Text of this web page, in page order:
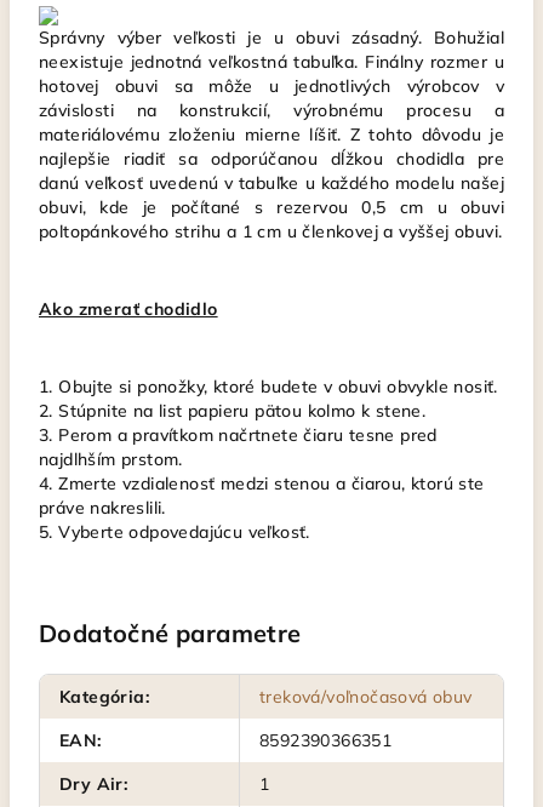
Správny výber veľkosti je u obuvi zásadný. Bohužial
neexistuje jednotná veľkostná tabuľka. Finálny rozmer u
hotovej obuvi sa môže u jednotlivých výrobcov v
závislosti na konstrukcií, výrobnému procesu a
materiálovému zloženiu mierne líšiť. Z tohto dôvodu je
najlepšie riadiť sa odporúčanou dĺžkou chodidla pre
danú veľkosť uvedenú v tabuľke u každého modelu našej
obuvi, kde je počítané s rezervou 0,5 cm u obuvi
poltopánkového strihu a 1 cm u členkovej a vyššej obuvi.
Ako zmerať chodidlo
1. Obujte si ponožky, ktoré budete v obuvi obvykle nosiť.
2. Stúpnite na list papieru pätou kolmo k stene.
3. Perom a pravítkom načrtnete čiaru tesne pred
najdlhším prstom.
4. Zmerte vzdialenosť medzi stenou a čiarou, ktorú ste
práve nakreslili.
5. Vyberte odpovedajúcu veľkosť.
Dodatočné parametre
Kategória:
treková/voľnočasová obuv
EAN:
8592390366351
Dry Air: 1